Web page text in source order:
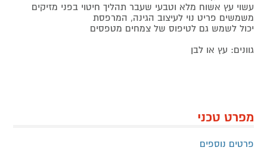
עשוי עץ אשוח מלא וטבעי שעבר תהליך חיטוי בפני מזיקים
משמשים פריט נוי לעיצוב הגינה, המרפסת
יכול לשמש גם לטיפוס של צמחים מטפסים
גוונים: עץ או לבן
מפרט טכני
פרטים נוספים